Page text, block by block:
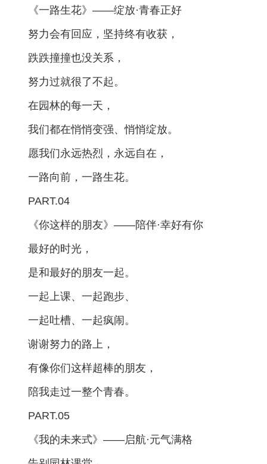
《一路生花》——绽放·青春正好
努力会有回应，坚持终有收获，
跌跌撞撞也没关系，
努力过就很了不起。
在园林的每一天，
我们都在悄悄变强、悄悄绽放。
愿我们永远热烈，永远自在，
一路向前，一路生花。
PART.04
《你这样的朋友》——陪伴·幸好有你
最好的时光，
是和最好的朋友一起。
一起上课、一起跑步、
一起吐槽、一起疯闹。
谢谢努力的路上，
有像你们这样超棒的朋友，
陪我走过一整个青春。
PART.05
《我的未来式》——启航·元气满格